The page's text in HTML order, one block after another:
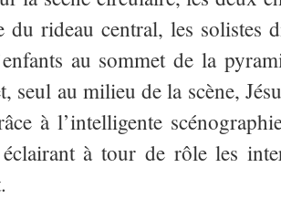
du rideau central, les solistes
au sommet de la
seul au milieu de la scène,
à l’intelligente
à tour de rôle les